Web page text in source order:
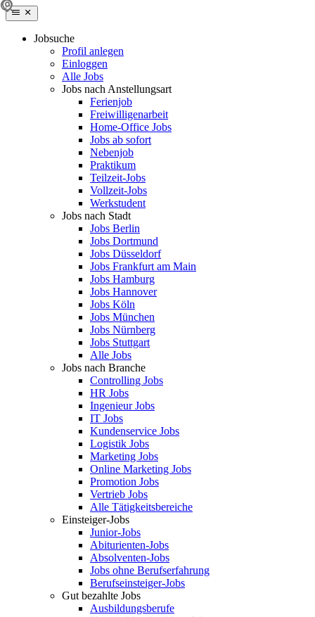
Jobsuche
Profil anlegen
Einloggen
Alle Jobs
Jobs nach Anstellungsart
Ferienjob
Freiwilligenarbeit
Home-Office Jobs
Jobs ab sofort
Nebenjob
Praktikum
Teilzeit-Jobs
Vollzeit-Jobs
Werkstudent
Jobs nach Stadt
Jobs Berlin
Jobs Dortmund
Jobs Düsseldorf
Jobs Frankfurt am Main
Jobs Hamburg
Jobs Hannover
Jobs Köln
Jobs München
Jobs Nürnberg
Jobs Stuttgart
Alle Jobs
Jobs nach Branche
Controlling Jobs
HR Jobs
Ingenieur Jobs
IT Jobs
Kundenservice Jobs
Logistik Jobs
Marketing Jobs
Online Marketing Jobs
Promotion Jobs
Vertrieb Jobs
Alle Tätigkeitsbereiche
Einsteiger-Jobs
Junior-Jobs
Abiturienten-Jobs
Absolventen-Jobs
Jobs ohne Berufserfahrung
Berufseinsteiger-Jobs
Gut bezahlte Jobs
Ausbildungsberufe